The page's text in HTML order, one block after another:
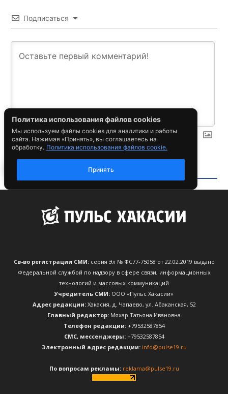
Св-во регистрации СМИ:серия Эл № ФС77-75058 от 22.02.2019 выдано
Федеральной службой по надзору в сфере связи, информационных
технологий и массовых коммуникаций
Учредитель СМИ: ООО «Пульс Хакасии»
Адрес редакции:Хакасия, д. Чапаево, ул. Абаканская, 52
Главный редактор: Мяхар Татьяна Ивановна
Телефон редакции:+79532587854
CМС, мессенджеры:+79532587854
Электронный адрес редакции: info@pulse19.ru
По вопросам рекламы: reklama@pulse19.ru